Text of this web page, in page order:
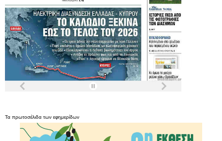
Τα πρωτοσέλιδα των εφημερίδων